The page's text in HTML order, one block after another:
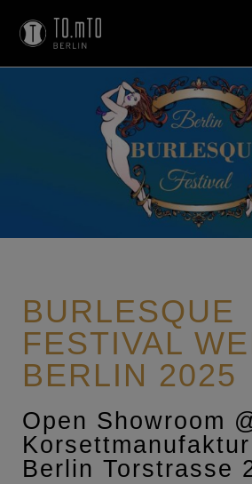
BURLESQUE
FESTIVAL
BERLIN 2025
Open Showroom
Berlin Torstrasse